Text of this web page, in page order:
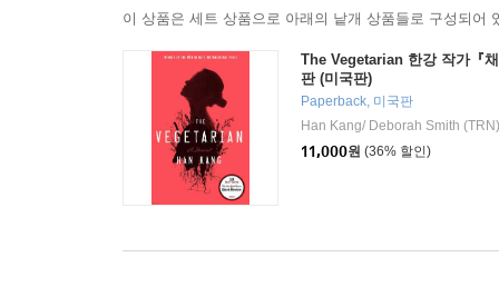
이 상품은 세트 상품으로 아래의 낱개 상품들로 구성되어
The Vegetarian 한강 작가『
판 (미국판)
Paperback, 미국판
Han Kang/ Deborah Smith (TRN)
11,000원 (36% 할인)